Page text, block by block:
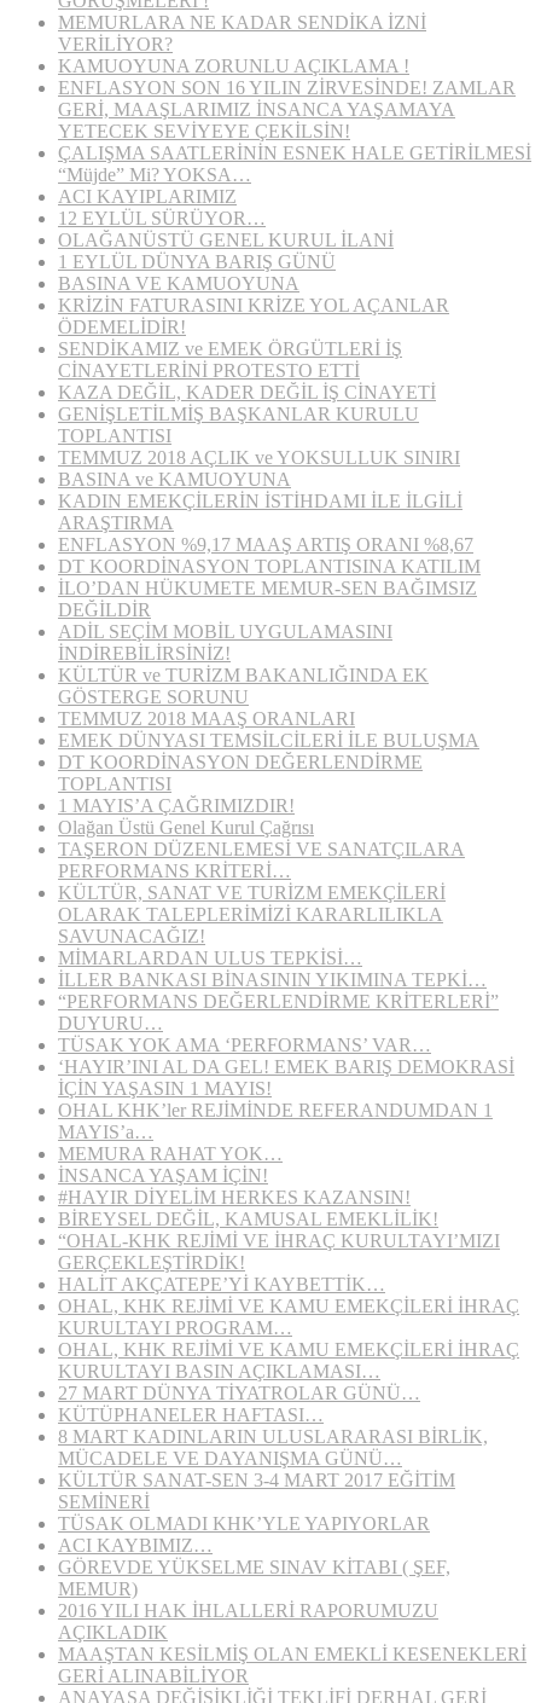
MEMURLARA NE KADAR SENDİKA İZNİ
VERİLİYOR?
KAMUOYUNA ZORUNLU AÇIKLAMA !
ENFLASYON SON 16 YILIN ZİRVESİNDE! ZAMLAR
GERİ, MAAŞLARIMIZ İNSANCA YAŞAMAYA
YETECEK SEVİYEYE ÇEKİLSİN!
ÇALIŞMA SAATLERİNİN ESNEK HALE GETİRİLMESİ
“Müjde” Mi? YOKSA…
ACI KAYIPLARIMIZ
12 EYLÜL SÜRÜYOR…
OLAĞANÜSTÜ GENEL KURUL İLANİ
1 EYLÜL DÜNYA BARIŞ GÜNÜ
BASINA VE KAMUOYUNA
KRİZİN FATURASINI KRİZE YOL AÇANLAR
ÖDEMELİDİR!
SENDİKAMIZ ve EMEK ÖRGÜTLERİ İŞ
CİNAYETLERİNİ PROTESTO ETTİ
KAZA DEĞİL, KADER DEĞİL İŞ CİNAYETİ
GENİŞLETİLMİŞ BAŞKANLAR KURULU
TOPLANTISI
TEMMUZ 2018 AÇLIK ve YOKSULLUK SINIRI
BASINA ve KAMUOYUNA
KADIN EMEKÇİLERİN İSTİHDAMI İLE İLGİLİ
ARAŞTIRMA
ENFLASYON %9,17 MAAŞ ARTIŞ ORANI %8,67
DT KOORDİNASYON TOPLANTISINA KATILIM
İLO’DAN HÜKUMETE MEMUR-SEN BAĞIMSIZ
DEĞİLDİR
ADİL SEÇİM MOBİL UYGULAMASINI
İNDİREBİLİRSİNİZ!
KÜLTÜR ve TURİZM BAKANLIĞINDA EK
GÖSTERGE SORUNU
TEMMUZ 2018 MAAŞ ORANLARI
EMEK DÜNYASI TEMSİLCİLERİ İLE BULUŞMA
DT KOORDİNASYON DEĞERLENDİRME
TOPLANTISI
1 MAYIS’A ÇAĞRIMIZDIR!
Olağan Üstü Genel Kurul Çağrısı
TAŞERON DÜZENLEMESİ VE SANATÇILARA
PERFORMANS KRİTERİ…
KÜLTÜR, SANAT VE TURİZM EMEKÇİLERİ
OLARAK TALEPLERİMİZİ KARARLILIKLA
SAVUNACAĞIZ!
MİMARLARDAN ULUS TEPKİSİ…
İLLER BANKASI BİNASININ YIKIMINA TEPKİ…
“PERFORMANS DEĞERLENDİRME KRİTERLERİ”
DUYURU…
TÜSAK YOK AMA ‘PERFORMANS’ VAR…
‘HAYIR’INI AL DA GEL! EMEK BARIŞ DEMOKRASİ
İÇİN YAŞASIN 1 MAYIS!
OHAL KHK’ler REJİMİNDE REFERANDUMDAN 1
MAYIS’a…
MEMURA RAHAT YOK…
İNSANCA YAŞAM İÇİN!
#HAYIR DİYELİM HERKES KAZANSIN!
BİREYSEL DEĞİL, KAMUSAL EMEKLİLİK!
“OHAL-KHK REJİMİ VE İHRAÇ KURULTAYI’MIZI
GERÇEKLEŞTİRDİK!
HALİT AKÇATEPE’Yİ KAYBETTİK…
OHAL, KHK REJİMİ VE KAMU EMEKÇİLERİ İHRAÇ
KURULTAYI PROGRAM…
OHAL, KHK REJİMİ VE KAMU EMEKÇİLERİ İHRAÇ
KURULTAYI BASIN AÇIKLAMASI…
27 MART DÜNYA TİYATROLAR GÜNÜ…
KÜTÜPHANELER HAFTASI…
8 MART KADINLARIN ULUSLARARASI BİRLİK,
MÜCADELE VE DAYANIŞMA GÜNÜ…
KÜLTÜR SANAT-SEN 3-4 MART 2017 EĞİTİM
SEMİNERİ
TÜSAK OLMADI KHK’YLE YAPIYORLAR
ACI KAYBIMIZ…
GÖREVDE YÜKSELME SINAV KİTABI ( ŞEF,
MEMUR)
2016 YILI HAK İHLALLERİ RAPORUMUZU
AÇIKLADIK
MAAŞTAN KESİLMİŞ OLAN EMEKLİ KESENEKLERİ
GERİ ALINABİLİYOR
ANAYASA DEĞİŞİKLİĞİ TEKLİFİ DERHAL GERİ